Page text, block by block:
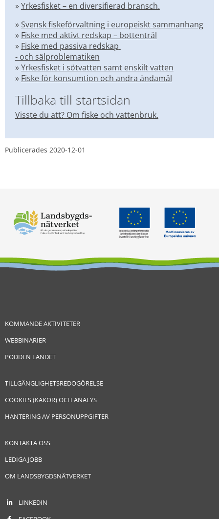
» Yrkesfisket – en diversifierad bransch.
» Svensk fiskeförvaltning i europeiskt sammanhang
» Fiske med aktivt redskap – bottentrål
» Fiske med passiva redskap
- och sälproblematiken
» Yrkesfisket i sötvatten samt enskilt vatten
» Fiske för konsumtion och andra ändamål
Tillbaka till startsidan
Visste du att? Om fiske och vattenbruk.
Publicerades 2020-12-01
KOMMANDE AKTIVITETER
WEBBINARIER
PODDEN LANDET
TILLGÄNGLIGHETSREDOGÖRELSE
COOKIES (KAKOR) OCH ANALYS
HANTERING AV PERSONUPPGIFTER
KONTAKTA OSS
LEDIGA JOBB
OM LANDSBYGDSNÄTVERKET
LINKEDIN